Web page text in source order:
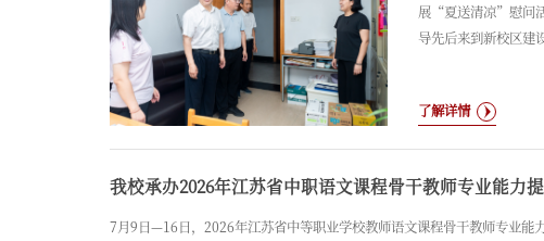
展“夏送清凉”慰问
导先后来到新校区建
守、辛勤付出，全力
了解详情
我校承办2026年江苏省中职语文课程骨干教师专业能力
7月9日—16日，2026年江苏省中等职业学校教师语文课程骨干教师专业能